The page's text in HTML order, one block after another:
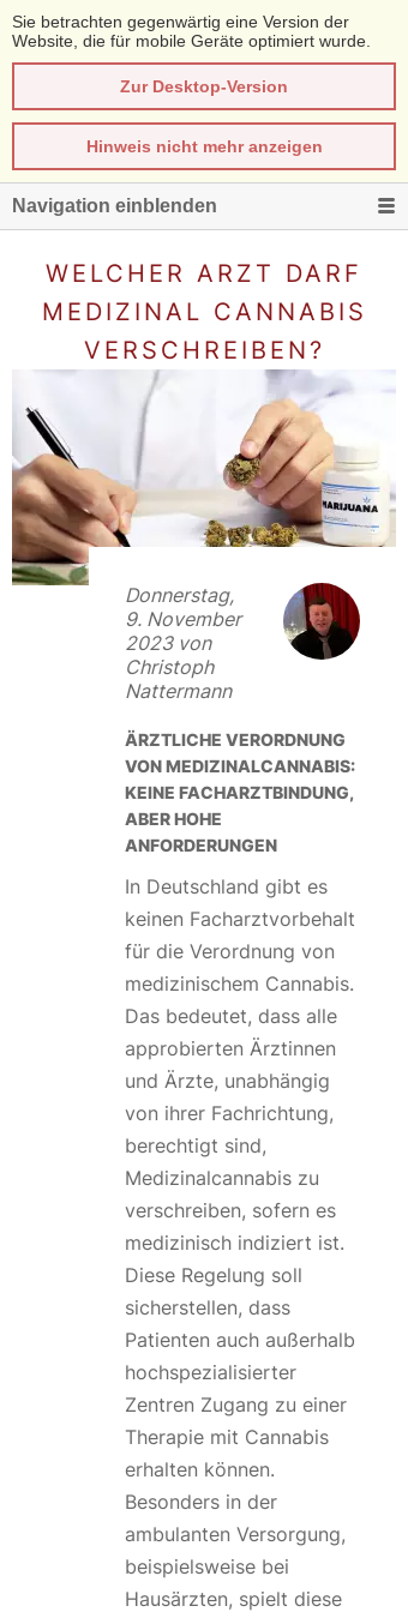
Sie betrachten gegenwärtig eine Version der
Website, die für mobile Geräte optimiert wurde.
Zur Desktop-Version
Hinweis nicht mehr anzeigen
Navigation einblenden
WELCHER ARZT DARF
MEDIZINAL CANNABIS
VERSCHREIBEN?
Donnerstag,
9. November
2023 von
Christoph
Nattermann
ÄRZTLICHE VERORDNUNG
VON MEDIZINALCANNABIS:
KEINE FACHARZTBINDUNG,
ABER HOHE
ANFORDERUNGEN
In Deutschland gibt es
keinen Facharztvorbehalt
für die Verordnung von
medizinischem Cannabis.
Das bedeutet, dass alle
approbierten Ärztinnen
und Ärzte, unabhängig
von ihrer Fachrichtung,
berechtigt sind,
Medizinalcannabis zu
verschreiben, sofern es
medizinisch indiziert ist.
Diese Regelung soll
sicherstellen, dass
Patienten auch außerhalb
hochspezialisierter
Zentren Zugang zu einer
Therapie mit Cannabis
erhalten können.
Besonders in der
ambulanten Versorgung,
beispielsweise bei
Hausärzten, spielt diese